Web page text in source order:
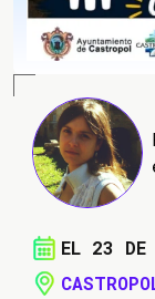
EL 23 DE